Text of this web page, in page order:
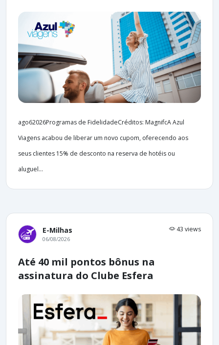
ago62026Programas de FidelidadeCréditos: MagnifcA Azul
Viagens acabou de liberar um novo cupom, oferecendo aos
seus clientes 15% de desconto na reserva de hotéis ou
aluguel...
E-Milhas 43 views
06/08/2026
Até 40 mil pontos bônus na
assinatura do Clube Esfera